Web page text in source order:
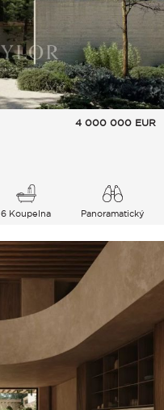
4 000 000 EUR
6 Koupelna Panoramatický